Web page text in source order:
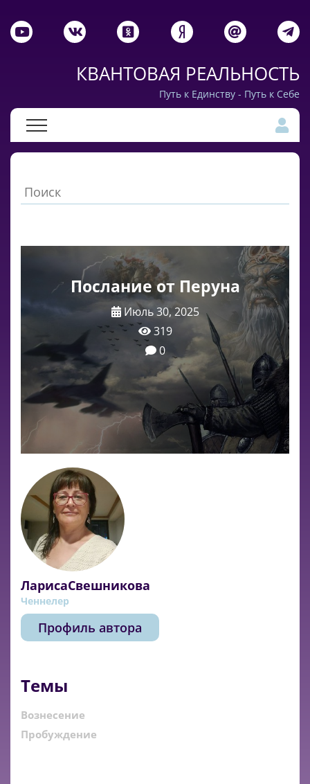
КВАНТОВАЯ РЕАЛЬНОСТЬ
Путь к Единству - Путь к Себе
Послание от Перуна
Июль 30, 2025
319
0
ЛарисаСвешникова
Ченнелер
Профиль автора
Темы
Вознесение
Пробуждение